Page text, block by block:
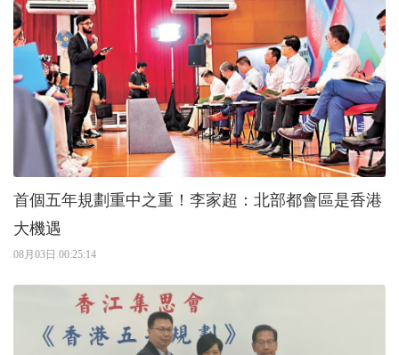
首個五年規劃重中之重！李家超：北部都會區是香港
大機遇
08月03日 00:25:14